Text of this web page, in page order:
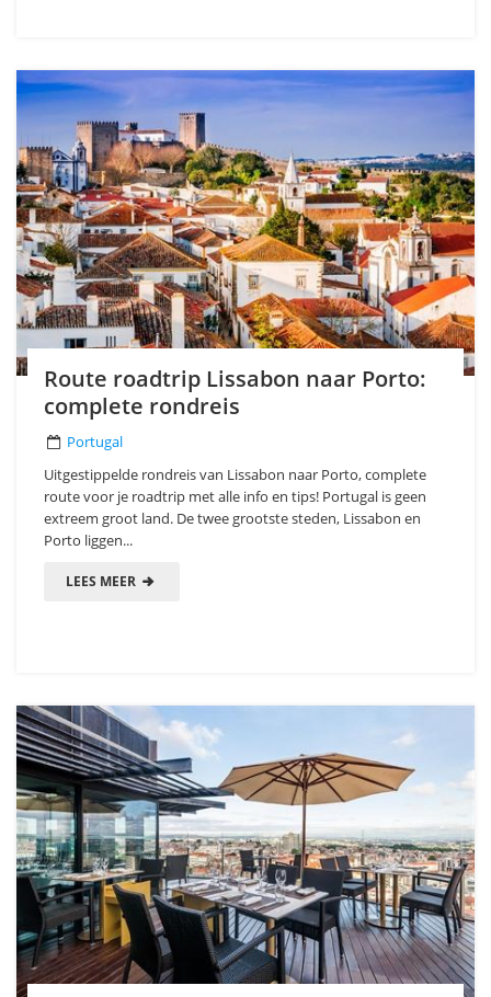
Route roadtrip Lissabon naar Porto:
complete rondreis
Portugal
Uitgestippelde rondreis van Lissabon naar Porto, complete
route voor je roadtrip met alle info en tips! Portugal is geen
extreem groot land. De twee grootste steden, Lissabon en
Porto liggen...
LEES MEER